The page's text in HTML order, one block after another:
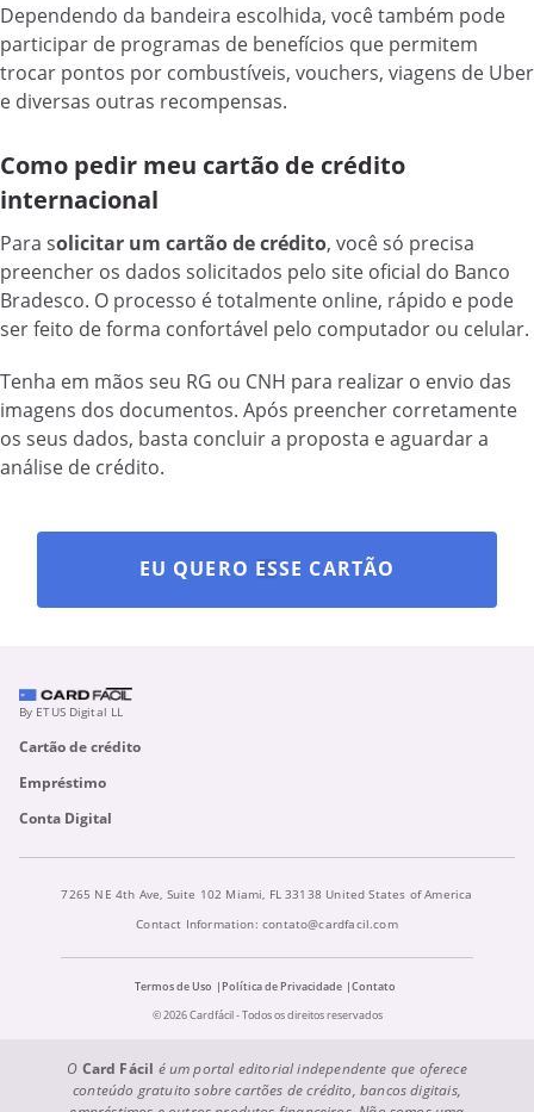
Dependendo da bandeira escolhida, você também pode
participar de programas de benefícios que permitem
trocar pontos por combustíveis, vouchers, viagens de Uber
e diversas outras recompensas.
Como pedir meu cartão de crédito
internacional
Para solicitar um cartão de crédito, você só precisa
preencher os dados solicitados pelo site oficial do Banco
Bradesco. O processo é totalmente online, rápido e pode
ser feito de forma confortável pelo computador ou celular.
Tenha em mãos seu RG ou CNH para realizar o envio das
imagens dos documentos. Após preencher corretamente
os seus dados, basta concluir a proposta e aguardar a
análise de crédito.
EU QUERO ESSE CARTÃO
By ETUS Digital LL
Cartão de crédito
Empréstimo
Conta Digital
7265 NE 4th Ave, Suite 102 Miami, FL 33138 United States of America
Contact Information: contato@cardfacil.com
Termos de Uso Política de Privacidade
Contato
© 2026 Cardfácil - Todos os direitos reservados
O Card Fácil é um portal editorial independente que oferece
conteúdo gratuito sobre cartões de crédito, bancos digitais,